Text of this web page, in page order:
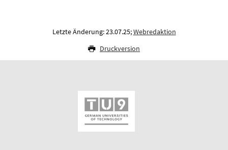
Letzte Änderung: 23.07.25;Webredaktion
Druckversion